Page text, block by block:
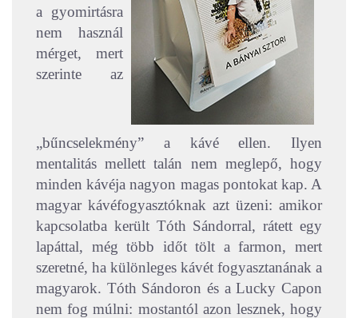
a gyomirtásra
nem használ
mérget, mert
szerinte az
„bűncselekmény” a kávé ellen. Ilyen
mentalitás mellett talán nem meglepő, hogy
minden kávéja nagyon magas pontokat kap. A
magyar kávéfogyasztóknak azt üzeni: amikor
kapcsolatba került Tóth Sándorral, rátett egy
lapáttal, még több időt tölt a farmon, mert
szeretné, ha különleges kávét fogyasztanának a
magyarok. Tóth Sándoron és a Lucky Capon
nem fog múlni: mostantól azon lesznek, hogy